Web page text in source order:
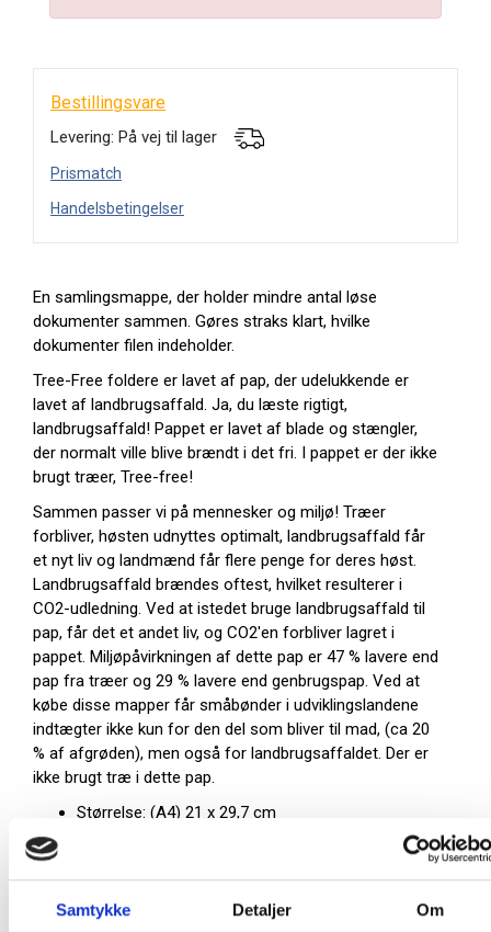
Samtykke Detaljer Om
Bestillingsvare
Levering: På vej til lager
Prismatch
Handelsbetingelser
En samlingsmappe, der holder mindre antal løse
dokumenter sammen. Gøres straks klart, hvilke
dokumenter filen indeholder.
Tree-Free foldere er lavet af pap, der udelukkende er
lavet af landbrugsaffald. Ja, du læste rigtigt,
landbrugsaffald! Pappet er lavet af blade og stængler,
der normalt ville blive brændt i det fri. I pappet er der ikke
brugt træer, Tree-free!
Sammen passer vi på mennesker og miljø! Træer
forbliver, høsten udnyttes optimalt, landbrugsaffald får
et nyt liv og landmænd får flere penge for deres høst.
Landbrugsaffald brændes oftest, hvilket resulterer i
CO2-udledning. Ved at istedet bruge landbrugsaffald til
pap, får det et andet liv, og CO2'en forbliver lagret i
pappet. Miljøpåvirkningen af dette pap er 47 % lavere end
pap fra træer og 29 % lavere end genbrugspap. Ved at
købe disse mapper får småbønder i udviklingslandene
indtægter ikke kun for den del som bliver til mad, (ca 20
% af afgrøden), men også for landbrugsaffaldet. Der er
ikke brugt træ i dette pap.
Størrelse: (A4) 21 x 29,7 cm
Farve: Creme